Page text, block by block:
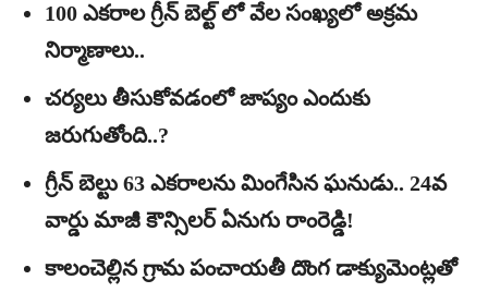
100 ఎకరాల గ్రీన్‌ బెల్ట్‌ లో వేల సంఖ్యలో అక్రమ
నిర్మాణాలు..
చర్యలు తీసుకోవడంలో జాప్యం ఎందుకు
జరుగుతోంది..?
గ్రీన్‌ బెల్టు 63 ఎకరాలను మింగేసిన ఘనుడు.. 24వ
వార్డు మాజీ కౌన్సిలర్‌ ఏనుగు రాంరెడ్డి!
కాలంచెల్లిన గ్రామ పంచాయతీ దొంగ డాక్యుమెంట్లతో